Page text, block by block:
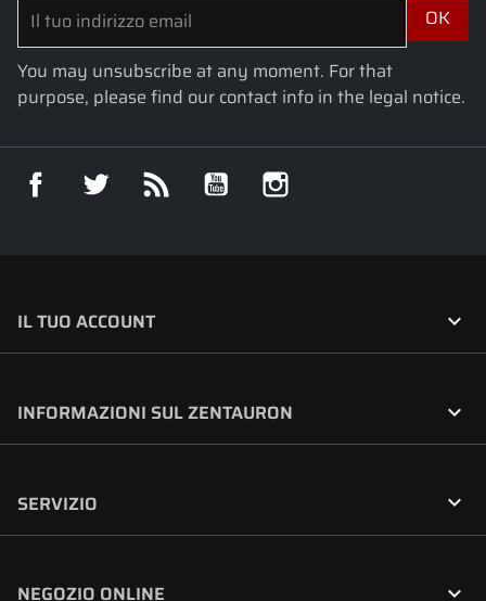
You may unsubscribe at any moment. For that
purpose, please find our contact info in the legal notice.
Facebook Twitter YouTube
IL TUO ACCOUNT 
INFORMAZIONI SUL ZENTAURON 
SERVIZIO 
NEGOZIO ONLINE 